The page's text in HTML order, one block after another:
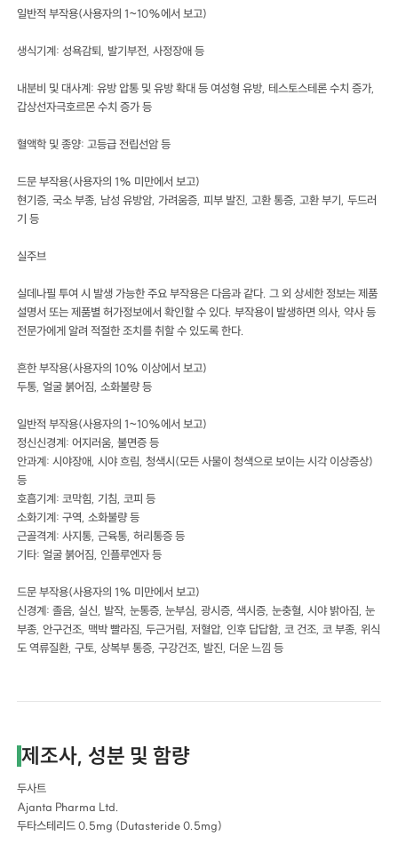
일반적 부작용(사용자의 1~10%에서 보고)
생식기계: 성욕감퇴, 발기부전, 사정장애 등
내분비 및 대사계: 유방 압통 및 유방 확대 등 여성형 유방, 테스토스테론 수치 증가,
갑상선자극호르몬 수치 증가 등
혈액학 및 종양: 고등급 전립선암 등
드문 부작용(사용자의 1% 미만에서 보고)
현기증, 국소 부종, 남성 유방암, 가려움증, 피부 발진, 고환 통증, 고환 부기, 두드러
기 등
실주브
실데나필 투여 시 발생 가능한 주요 부작용은 다음과 같다. 그 외 상세한 정보는 제품
설명서 또는 제품별 허가정보에서 확인할 수 있다. 부작용이 발생하면 의사, 약사 등
전문가에게 알려 적절한 조치를 취할 수 있도록 한다.
흔한 부작용(사용자의 10% 이상에서 보고)
두통, 얼굴 붉어짐, 소화불량 등
일반적 부작용(사용자의 1~10%에서 보고)
정신신경계: 어지러움, 불면증 등
안과계: 시야장애, 시야 흐림, 청색시(모든 사물이 청색으로 보이는 시각 이상증상)
등
호흡기계: 코막힘, 기침, 코피 등
소화기계: 구역, 소화불량 등
근골격계: 사지통, 근육통, 허리통증 등
기타: 얼굴 붉어짐, 인플루엔자 등
드문 부작용(사용자의 1% 미만에서 보고)
신경계: 졸음, 실신, 발작, 눈통증, 눈부심, 광시증, 색시증, 눈충혈, 시야 밝아짐, 눈
부종, 안구건조, 맥박 빨라짐, 두근거림, 저혈압, 인후 답답함, 코 건조, 코 부종, 위식
도 역류질환, 구토, 상복부 통증, 구강건조, 발진, 더운 느낌 등
제조사, 성분 및 함량
두사트
Ajanta Pharma Ltd.
두타스테리드 0.5mg (Dutasteride 0.5mg)